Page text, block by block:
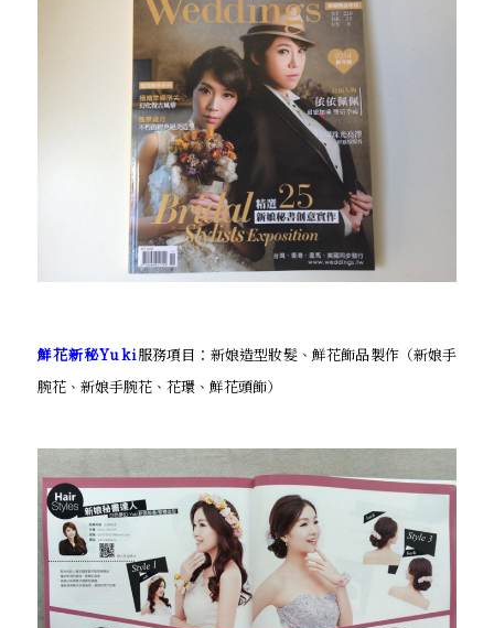
鮮花新秘Yuki服務項目：新娘造型妝髮、鮮花飾品製作（新娘手
腕花、新娘手腕花、花環、鮮花頭飾）